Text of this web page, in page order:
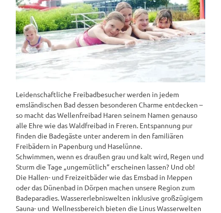
Leidenschaftliche Freibadbesucher werden in jedem
emsländischen Bad dessen besonderen Charme entdecken –
so macht das Wellenfreibad Haren seinem Namen genauso
alle Ehre wie das Waldfreibad in Freren. Entspannung pur
finden die Badegäste unter anderem in den familiären
Freibädern in Papenburg und Haselünne.
Schwimmen, wenn es draußen grau und kalt wird, Regen und
Sturm die Tage „ungemütlich“ erscheinen lassen? Und ob!
Die Hallen- und Freizeitbäder wie das Emsbad in Meppen
oder das Dünenbad in Dörpen machen unsere Region zum
Badeparadies. Wassererlebniswelten inklusive großzügigem
Sauna- und Wellnessbereich bieten die Linus Wasserwelten